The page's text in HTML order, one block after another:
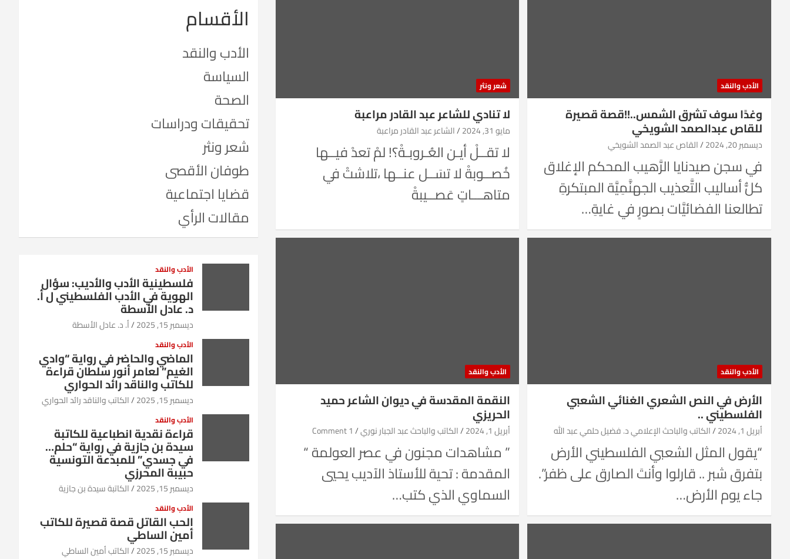
الأدب والنقد
وغدًا سوف تشرق الشمس..!!قصة قصيرة
للقاص عبدالصمد الشويخي
ديسمبر 20, 2024 القاص عبد الصمد الشويخي
في سجن صيدنايا الرَّهيب المحكم الإغلاق
كلُّ أساليب التَّعذيب الجهنَّمِيَّة المبتكرةِ
تطالعنا الفضائيَّات بصورٍ في غايةِ…
شعر ونثر
لا تنادي للشاعر عبد القادر مراعبة
مايو 31, 2024 الشاعر عبد القادر مراعبة
لا تقــلْ أيـن العُـروبـةْ؟! لمْ تعدْ فيــها
خُصــوبةْ لا تسَــل عنــها ،تلاشتْ في
متاهـــاتٍ عَصــيبةْ
الأدب والنقد
الأرض في النص الشعري الغنائي الشعبي
الفلسطيني ..
أبريل 1, 2024 الكاتب والباحث الإعلامي د. فضيل حلمي عبد الله
“يقول المثل الشعبي الفلسطيني الأرض
بتفرق شبر .. قارلوا وأنتَ الصارق على ظفر”.
جاء يوم الأرض…
الأدب والنقد
النقمة المقدسة في ديوان الشاعر حميد
الحريزي
أبريل 1, 2024 الكاتب والباحث عبد الجبار نوري 1 Comment
” مشاهدات مجنون في عصر العولمة “
المقدمة : تحية للأستاذ الآديب يحيي
السماوي الذي كتب…
الأقسام
الأدب والنقد
السياسة
الصحة
تحقيقات ودراسات
شعر ونثر
طوفان الأقصى
قضايا اجتماعية
مقالات الرأي
الأدب والنقد
فلسطينية الأدب والأديب: سؤال
الهوية في الأدب الفلسطيني ل أ.
د. عادل الأسطة
ديسمبر 15, 2025 أ. د. عادل الأسطة
الأدب والنقد
الماضي والحاضر في رواية “وادي
الغيم” لعامر أنور سلطان قراءة
للكاتب والناقد رائد الحواري
ديسمبر 15, 2025 الكاتب والناقد رائد الحواري
الأدب والنقد
قراءة نقدية انطباعية للكاتبة
سيدة بن جازية في رواية “حلم…
في جسدي” للمبدعة التونسية
حبيبة المحرزي
ديسمبر 15, 2025 الكاتبة سيدة بن جازية
الأدب والنقد
الحب القاتل قصة قصيرة للكاتب
أمين الساطي
ديسمبر 15, 2025 الكاتب أمين الساطي